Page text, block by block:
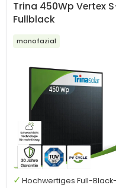
Trina 450Wp Vertex
Fullblack
monofazial
Hochwertiges Full-